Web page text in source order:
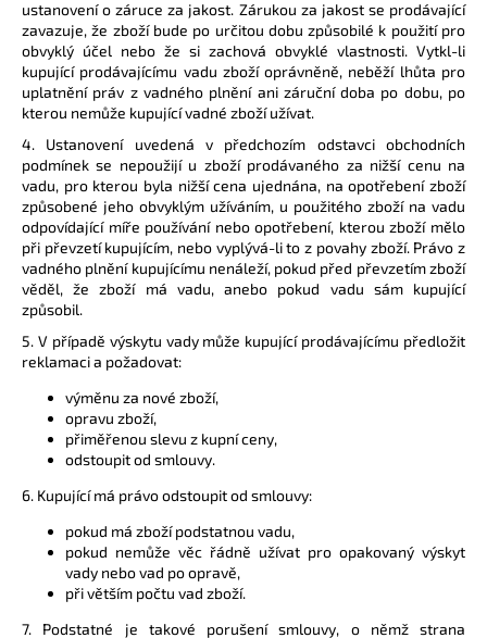
ustanovení o záruce za jakost. Zárukou za jakost se prodávající
zavazuje, že zboží bude po určitou dobu způsobilé k použití pro
obvyklý účel nebo že si zachová obvyklé vlastnosti. Vytkl-li
kupující prodávajícímu vadu zboží oprávněně, neběží lhůta pro
uplatnění práv z vadného plnění ani záruční doba po dobu, po
kterou nemůže kupující vadné zboží užívat.
4. Ustanovení uvedená v předchozím odstavci obchodních
podmínek se nepoužijí u zboží prodávaného za nižší cenu na
vadu, pro kterou byla nižší cena ujednána, na opotřebení zboží
způsobené jeho obvyklým užíváním, u použitého zboží na vadu
odpovídající míře používání nebo opotřebení, kterou zboží mělo
při převzetí kupujícím, nebo vyplývá-li to z povahy zboží. Právo z
vadného plnění kupujícímu nenáleží, pokud před převzetím zboží
věděl, že zboží má vadu, anebo pokud vadu sám kupující
způsobil.
5. V případě výskytu vady může kupující prodávajícímu předložit
reklamaci a požadovat:
výměnu za nové zboží,
opravu zboží,
přiměřenou slevu z kupní ceny,
odstoupit od smlouvy.
6. Kupující má právo odstoupit od smlouvy:
pokud má zboží podstatnou vadu,
pokud nemůže věc řádně užívat pro opakovaný výskyt
vady nebo vad po opravě,
při větším počtu vad zboží.
7. Podstatné je takové porušení smlouvy, o němž strana